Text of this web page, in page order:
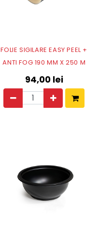
FOLIE SIGILARE EASY PEEL +
ANTI FOG 190 MM X 250 M
94,00lei